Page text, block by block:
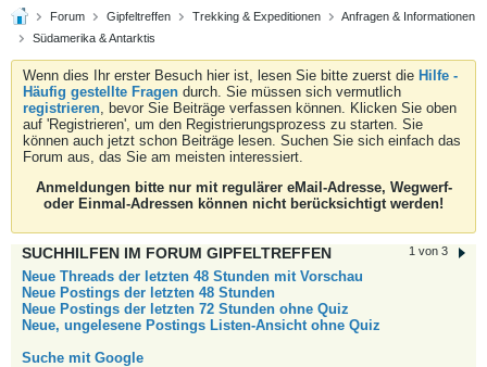
Forum Gipfeltreffen Trekking & Expeditionen
Anfragen & Informationen
Südamerika & Antarktis
Wenn dies Ihr erster Besuch hier ist, lesen Sie bitte zuerst die Hilfe -
Häufig gestellte Fragen durch. Sie müssen sich vermutlich
registrieren, bevor Sie Beiträge verfassen können. Klicken Sie oben
auf 'Registrieren', um den Registrierungsprozess zu starten. Sie
können auch jetzt schon Beiträge lesen. Suchen Sie sich einfach das
Forum aus, das Sie am meisten interessiert.
Anmeldungen bitte nur mit regulärer eMail-Adresse, Wegwerf-
oder Einmal-Adressen können nicht berücksichtigt werden!
1 von 3
SUCHHILFEN IM FORUM GIPFELTREFFEN
Neue Threads der letzten 48 Stunden mit Vorschau
Neue Postings der letzten 48 Stunden
Neue Postings der letzten 72 Stunden ohne Quiz
Neue, ungelesene Postings Listen-Ansicht ohne Quiz
Suche mit Google